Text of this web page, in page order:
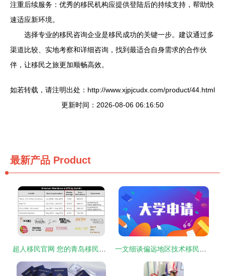
注重后续服务：优秀的移民机构应提供登陆后的持续支持，帮助快
速适应新环境。
选择专业的移民咨询企业是移民成功的关键一步。建议通过多
渠道比较、实地考察和详细咨询，找到最适合自身需求的合作伙
伴，让移民之旅更加顺畅高效。
如若转载，请注明出处：http://www.xjpjcudx.com/product/44.html
更新时间：2026-08-06 06:16:50
最新产品 Product